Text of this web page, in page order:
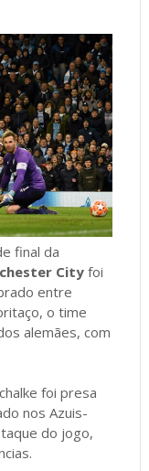
final da
Cityfoi
entre
o time
alemães, com
foi presa
nos Azuis-
do jogo,